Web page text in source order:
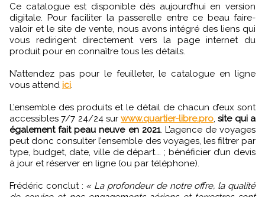
Ce catalogue est disponible dès aujourd’hui en version
digitale. Pour faciliter la passerelle entre ce beau faire-
valoir et le site de vente, nous avons intégré des liens qui
vous redirigent directement vers la page internet du
produit pour en connaître tous les détails.
N’attendez pas pour le feuilleter, le catalogue en ligne
vous attend ici
L’ensemble des produits et le détail de chacun d’eux sont
accessibles 7/7 24/24 surwww.quartier-libre.pro ,site qui a
également fait peau neuve en 2021. L’agence de voyages
peut donc consulter l’ensemble des voyages, les filtrer par
type, budget, date, ville de départ…. ; bénéficier d’un devis
à jour et réserver en ligne (ou par téléphone).
Frédéric conclut : « La profondeur de notre offre, la qualité